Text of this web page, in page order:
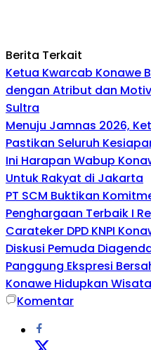
Berita Terkait
Ketua Kwarcab Konawe
dengan Atribut dan
Sultra
Menuju Jamnas 2026,
Pastikan Seluruh
Ini Harapan Wabup
Untuk Rakyat di Jakarta
PT SCM Buktikan
Penghargaan Terbaik I
Carateker DPD KNPI
Diskusi Pemuda
Panggung Ekspresi
Konawe Hidupkan
Komentar